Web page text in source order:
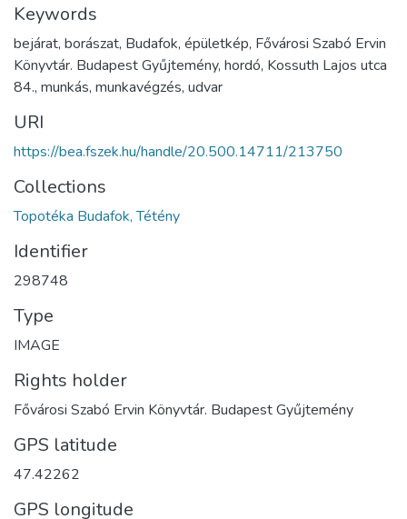
Keywords
bejárat, borászat, Budafok, épületkép, Fővárosi Szabó Ervin
Könyvtár. Budapest Gyűjtemény, hordó, Kossuth Lajos utca
84., munkás, munkavégzés, udvar
URI
https://bea.fszek.hu/handle/20.500.14711/213750
Collections
Topotéka Budafok, Tétény
Identifier
298748
Type
IMAGE
Rights holder
Fővárosi Szabó Ervin Könyvtár. Budapest Gyűjtemény
GPS latitude
47.42262
GPS longitude